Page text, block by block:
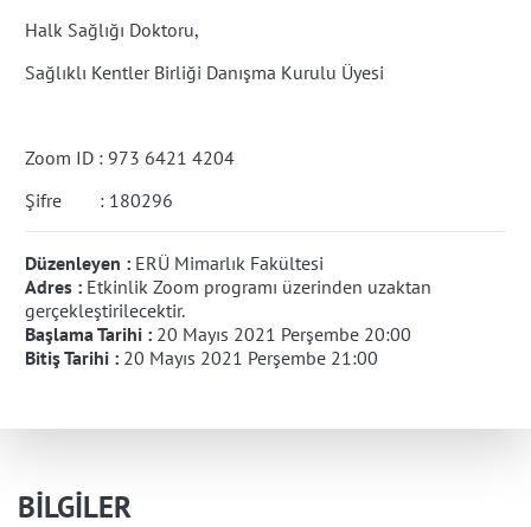
Halk Sağlığı Doktoru,
Sağlıklı Kentler Birliği Danışma Kurulu Üyesi
Zoom ID : 973 6421 4204
Şifre : 180296
Düzenleyen : ERÜ Mimarlık Fakültesi
Adres : Etkinlik Zoom programı üzerinden uzaktan
gerçekleştirilecektir.
Başlama Tarihi : 20 Mayıs 2021 Perşembe 20:00
Bitiş Tarihi : 20 Mayıs 2021 Perşembe 21:00
BİLGİLER